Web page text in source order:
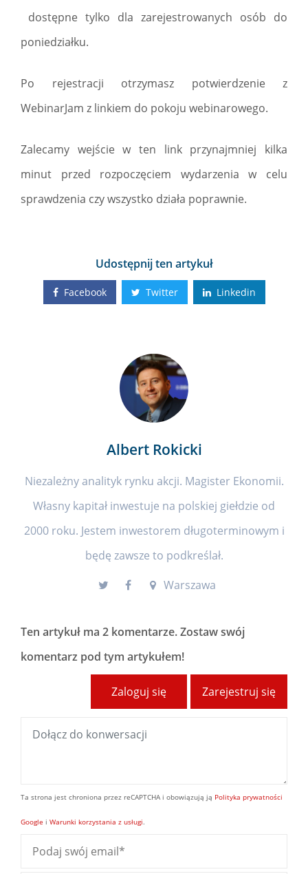
dostępne tylko dla zarejestrowanych osób do
poniedziałku.
Po rejestracji otrzymasz potwierdzenie z
WebinarJam z linkiem do pokoju webinarowego.
Zalecamy wejście w ten link przynajmniej kilka
minut przed rozpoczęciem wydarzenia w celu
sprawdzenia czy wszystko działa poprawnie.
Udostępnij ten artykuł
Facebook Twitter Linkedin
Albert Rokicki
Niezależny analityk rynku akcji. Magister Ekonomii.
Własny kapitał inwestuje na polskiej giełdzie od
2000 roku. Jestem inwestorem długoterminowym i
będę zawsze to podkreślał.
Warszawa
Ten artykuł ma 2 komentarze. Zostaw swój
komentarz pod tym artykułem!
Zarejestruj się
Zaloguj się
Ta strona jest chroniona przez reCAPTCHA i obowiązują ją Polityka prywatności
Google i Warunki korzystania z usługi.